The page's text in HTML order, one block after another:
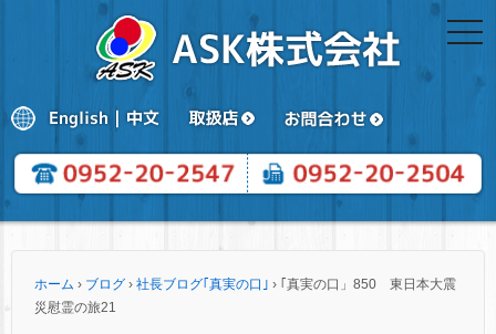
ホーム › ブログ › 社長ブログ｢真実の口｣ › ｢真実の口」850 東日本大震
災慰霊の旅21